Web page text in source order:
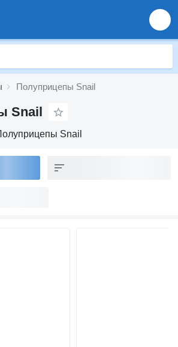
Полуприцепы Snail
Snail
Snail